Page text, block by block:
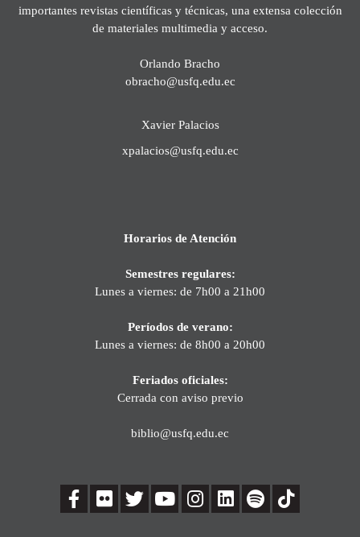
importantes revistas científicas y técnicas, una extensa colección
de materiales multimedia y acceso.
Orlando Bracho
obracho@usfq.edu.ec
Xavier Palacios
xpalacios@usfq.edu.ec
Horarios de Atención
Semestres regulares:
Lunes a viernes: de 7h00 a 21h00
Períodos de verano:
Lunes a viernes: de 8h00 a 20h00
Feriados oficiales:
Cerrada con aviso previo
biblio@usfq.edu.ec